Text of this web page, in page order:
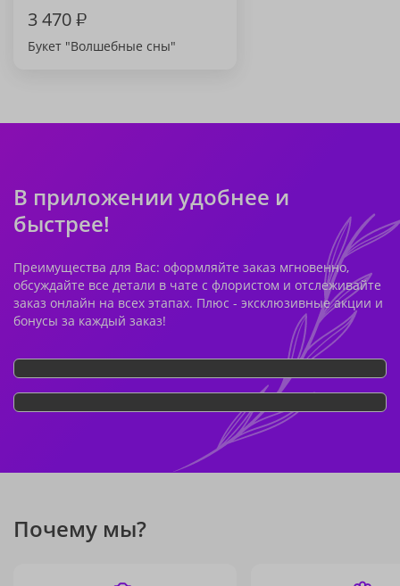
3 470₽
Букет "Волшебные сны"
В приложении удобнее и
быстрее!
Преимущества для Вас: оформляйте заказ мгновенно,
обсуждайте все детали в чате с флористом и отслеживайте
заказ онлайн на всех этапах. Плюс - эксклюзивные акции и
бонусы за каждый заказ!
Почему мы?